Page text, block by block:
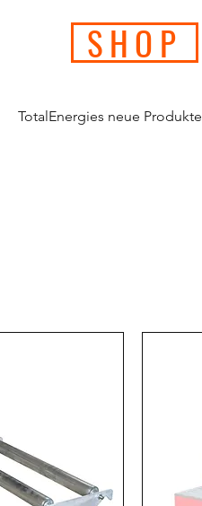
SHOP
TotalEnergies neue Produkte